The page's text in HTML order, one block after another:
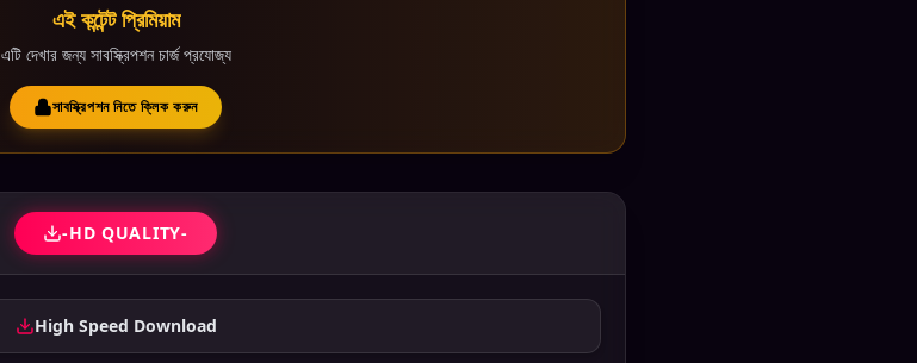
এই কন্টেন্ট প্রিমিয়াম
এটি দেখার জন্য সাবস্ক্রিপশন চার্জ প্রযোজ্য
সাবস্ক্রিপশন নিতে ক্লিক করুন
-HD QUALITY-
High Speed Download